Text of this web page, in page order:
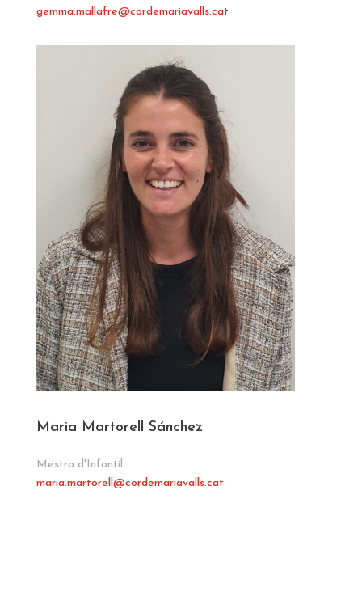
gemma.mallafre@cordemariavalls.cat
Maria Martorell Sánchez
Mestra d'Infantil
maria.martorell@cordemariavalls.cat